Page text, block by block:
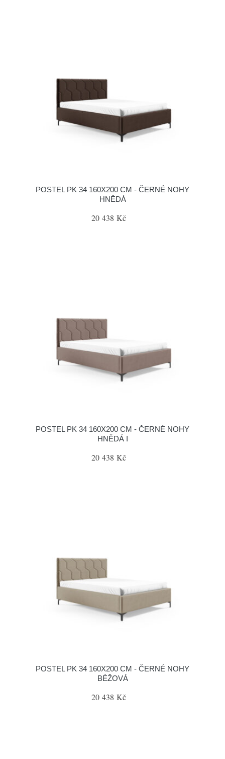
POSTEL PK 34 160X200 CM - ČERNÉ NOHY
HNĚDÁ
20 438 Kč
POSTEL PK 34 160X200 CM - ČERNÉ NOHY
HNĚDÁ I
20 438 Kč
POSTEL PK 34 160X200 CM - ČERNÉ NOHY
BÉŽOVÁ
20 438 Kč